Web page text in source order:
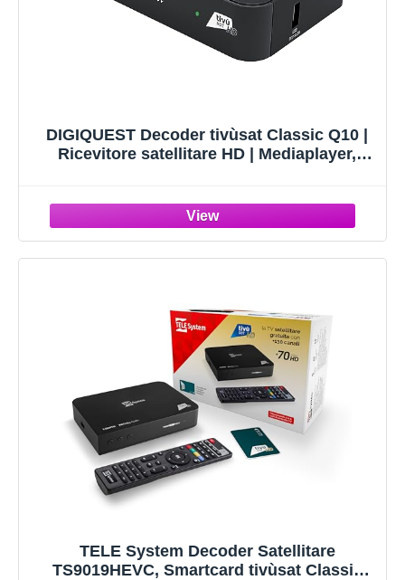
DIGIQUEST Decoder tivùsat Classic Q10 |
Ricevitore satellitare HD | Mediaplayer,
TELE System Decoder Satellitare
TS9019HEVC, Smartcard tivùsat Classic